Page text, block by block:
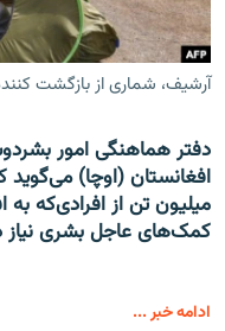
آرشیف، شماری از بازگشت
دفتر هماهنگی امور
میلیون تن از افرادی‌که به
کمک‌های عاجل بشری نیاز
ادامه خبر ...